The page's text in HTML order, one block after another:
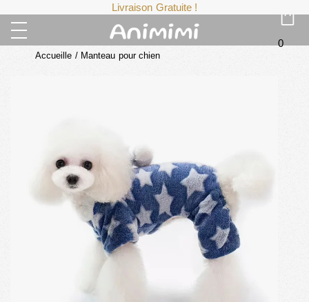
Livraison Gratuite !
0
Accueille / Manteau pour chien